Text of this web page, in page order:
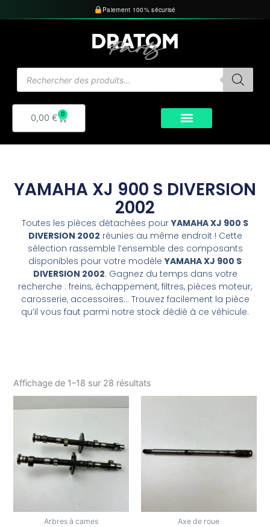
au
Paiement 100% sécurisé
de
0,00 € 0
Panier
YAMAHA XJ 900 S DIVERSION
2002
Toutes les pièces détachées pourYAMAHA XJ 900 S
DIVERSION 2002 réunies au même endroit ! Cette
sélection rassemble l’ensemble des composants
disponibles pour votre modèleYAMAHA XJ 900 S
DIVERSION 2002. Gagnez du temps dans votre
recherche : freins, échappement, filtres, pièces moteur,
carosserie, accessoires… Trouvez facilement la pièce
qu’il vous faut parmi notre stock dédié à ce véhicule.
Affichage de 1–18 sur 28 résultats
Arbres à cames Axe de roue